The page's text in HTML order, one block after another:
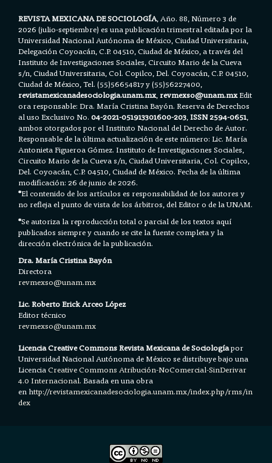
REVISTA MEXICANA DE SOCIOLOGÍA, Año. 88, Número 3 de
2026 (julio-septiembre) es una publicación trimestral editada por la
Universidad Nacional Autónoma de México, Ciudad Universitaria,
Delegación Coyoacán, C.P. 04510, Ciudad de México, a través del
Instituto de Investigaciones Sociales, Circuito Mario de la Cueva
s/n, Ciudad Universitaria, Col. Copilco, Del. Coyoacán, C.P. 04510,
Ciudad de México, Tel. (55)56654817 y (55)56227400,
revistamexicanadesociologia.unam.mx,revmexso@unam.mxEdit
ora responsable: Dra. María Cristina Bayón. Reserva de Derechos
al uso Exclusivo No.04-2021-051913301600-203,ISSN 2594-0651,
ambos otorgados por el Instituto Nacional del Derecho de Autor.
Responsable de la última actualización de este número: Lic. María
Antonieta Figueroa Gómez. Instituto de Investigaciones Sociales,
Circuito Mario de la Cueva s/n, Ciudad Universitaria, Col. Copilco,
Del. Coyoacán, C.P. 04510, Ciudad de México. Fecha de la última
modificación: 26 de junio de 2026.
*El contenido de los artículos es responsabilidad de los autores y
no refleja el punto de vista de los árbitros, del Editor o de la UNAM.
*Se autoriza la reproducción total o parcial de los textos aquí
publicados siempre y cuando se cite la fuente completa y la
dirección electrónica de la publicación.
Dra. María Cristina Bayón
Directora
revmexso@unam.mx
Lic. Roberto Erick Arceo López
Editor técnico
revmexso@unam.mx
Licencia Creative Commons Revista Mexicana de Sociologíapor
Universidad Nacional Autónoma de México se distribuye bajo una
LicenciaCreative Commons Atribución-NoComercial-SinDerivar
4.0 Internacional.Basada en una obra
en http://revistamexicanadesociologia.unam.mx/index.php/rms/in
dex